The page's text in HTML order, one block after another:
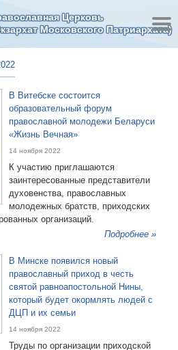
Церковь
Московского Патриархата)
В Витебске состоится
образовательный форум
православной молодежи Беларуси
«Жизнь Вечная»
14 ноября 2022
К участию приглашаются
заинтересованные представители
духовенства, православных
молодежных братств, приходских
организаций.
Подробнее »
В Минске появился новый
православный приход в честь
святой равноапостольной Нины,
который будет окормлять людей с
ДЦП и их семьи
14 ноября 2022
Труды по организации приходской